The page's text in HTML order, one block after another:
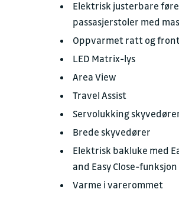
Elektrisk justerbare
passasjerstoler med
Oppvarmet ratt og
LED Matrix-lys
Area View
Travel Assist
Servolukking
Brede skyvedører
Elektrisk bakluke med
and Easy Close-funksjon
Varme i varerommet